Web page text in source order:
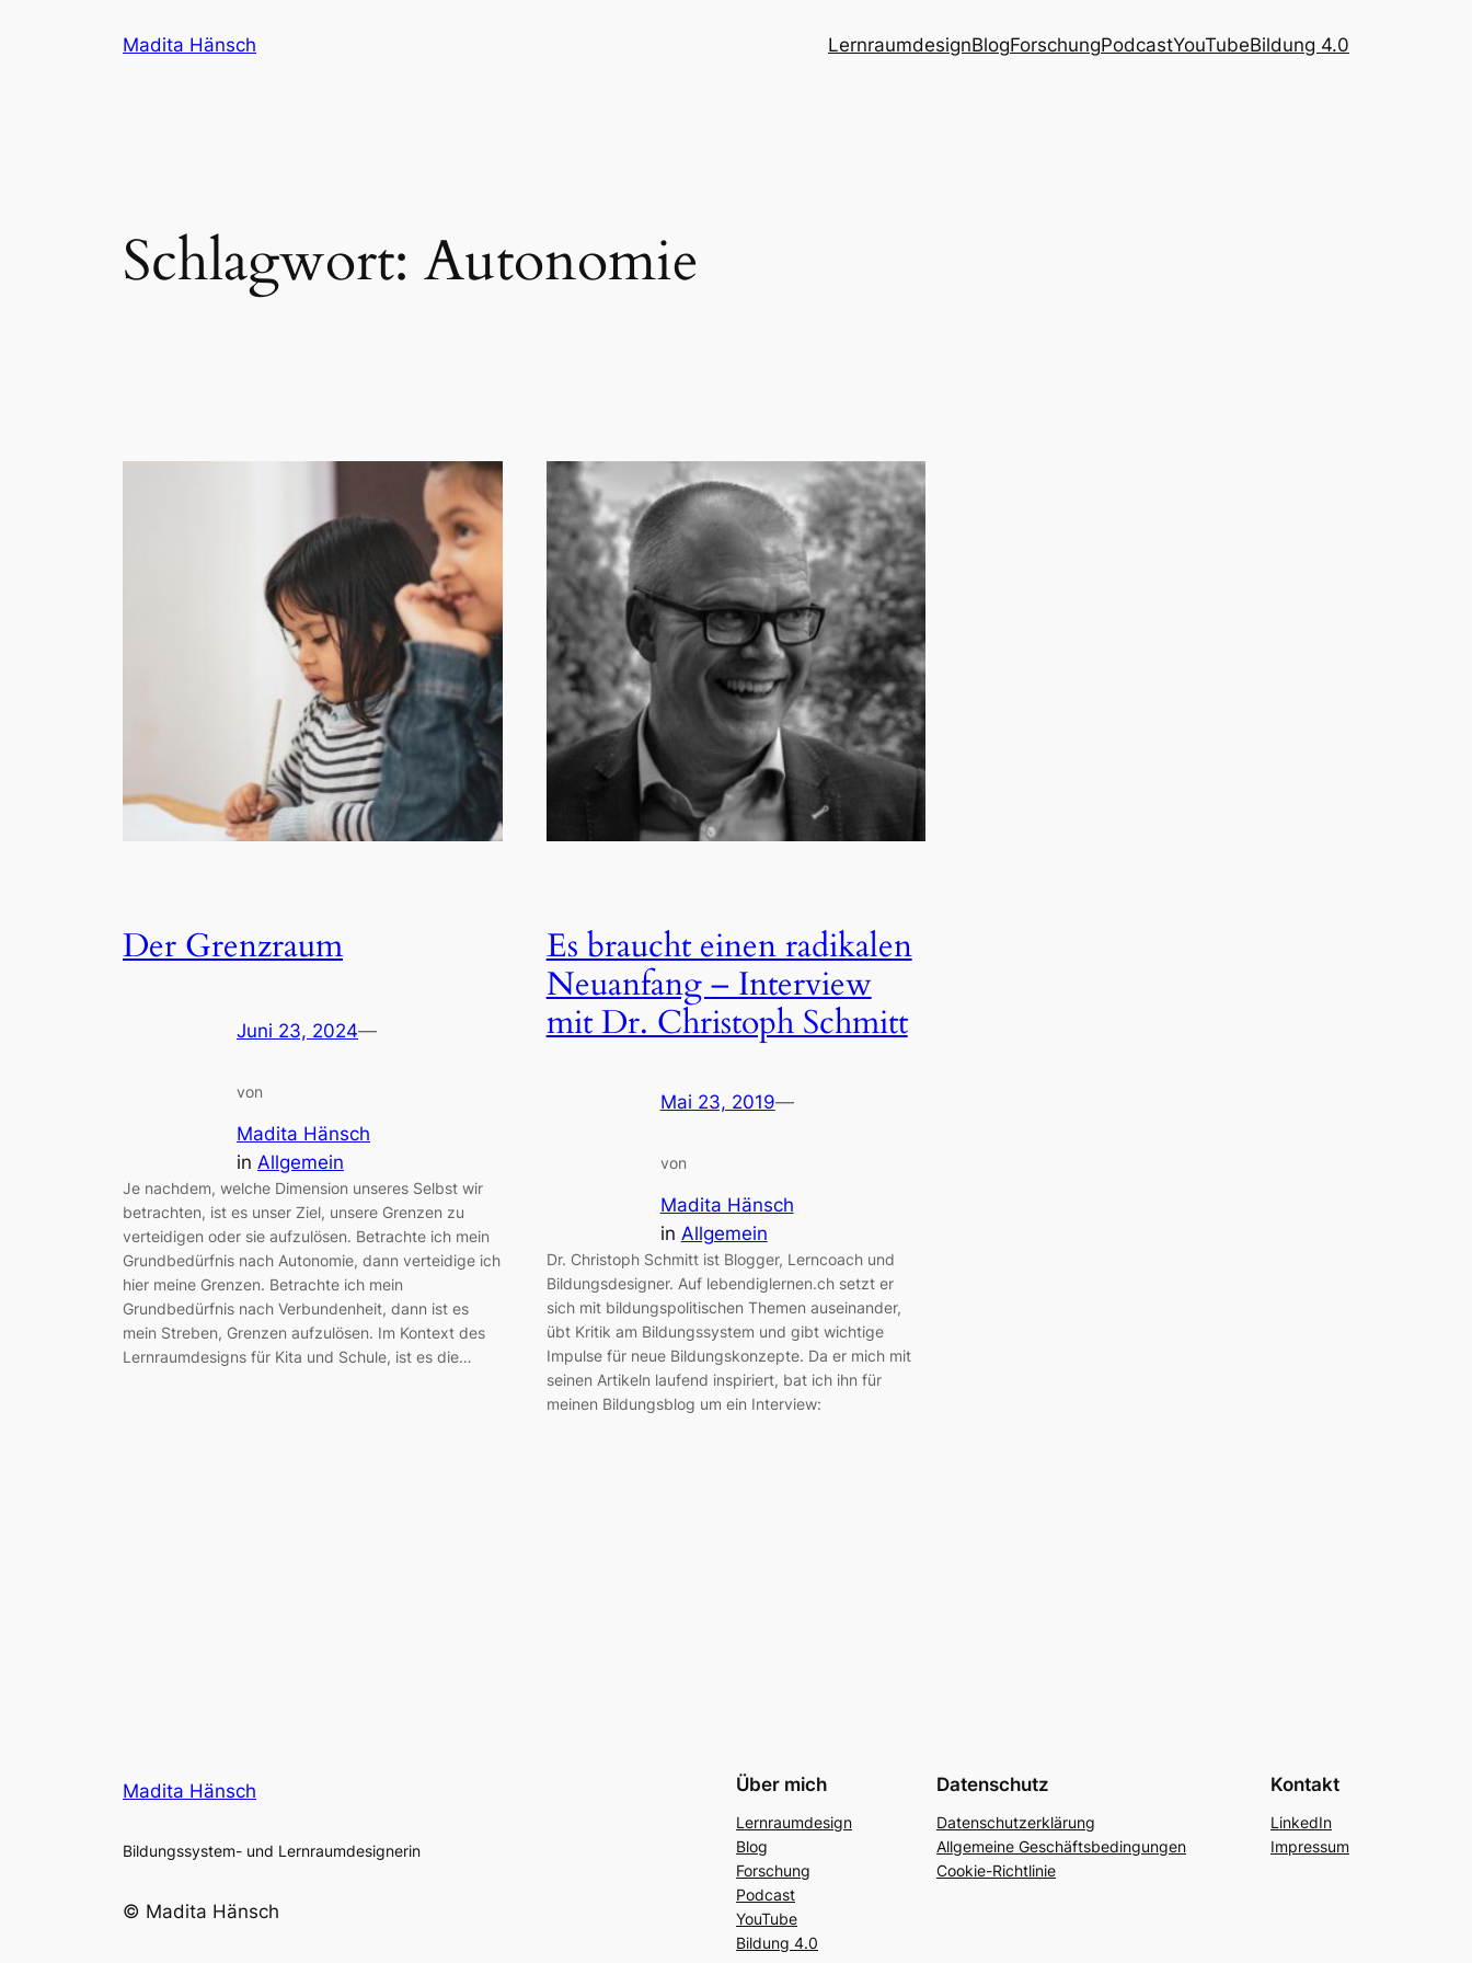
Madita Hänsch LernraumdesignBlogForschungPodcastYouTubeBildung 4.0
Schlagwort: Autonomie
Der Grenzraum
Juni 23, 2024—
von
Madita Hänsch
in Allgemein
Je nachdem, welche Dimension unseres Selbst wir
betrachten, ist es unser Ziel, unsere Grenzen zu
verteidigen oder sie aufzulösen. Betrachte ich mein
Grundbedürfnis nach Autonomie, dann verteidige ich
hier meine Grenzen. Betrachte ich mein
Grundbedürfnis nach Verbundenheit, dann ist es
mein Streben, Grenzen aufzulösen. Im Kontext des
Lernraumdesigns für Kita und Schule, ist es die…
Es braucht einen radikalen
Neuanfang – Interview
mit Dr. Christoph Schmitt
Mai 23, 2019—
von
Madita Hänsch
in Allgemein
Dr. Christoph Schmitt ist Blogger, Lerncoach und
Bildungsdesigner. Auf lebendiglernen.ch setzt er
sich mit bildungspolitischen Themen auseinander,
übt Kritik am Bildungssystem und gibt wichtige
Impulse für neue Bildungskonzepte. Da er mich mit
seinen Artikeln laufend inspiriert, bat ich ihn für
meinen Bildungsblog um ein Interview:
Madita Hänsch
Bildungssystem- und Lernraumdesignerin
© Madita Hänsch
Über mich
Lernraumdesign
Blog
Forschung
Podcast
YouTube
Bildung 4.0
Datenschutz
Datenschutzerklärung
Allgemeine Geschäftsbedingungen
Cookie-Richtlinie
Kontakt
LinkedIn
Impressum